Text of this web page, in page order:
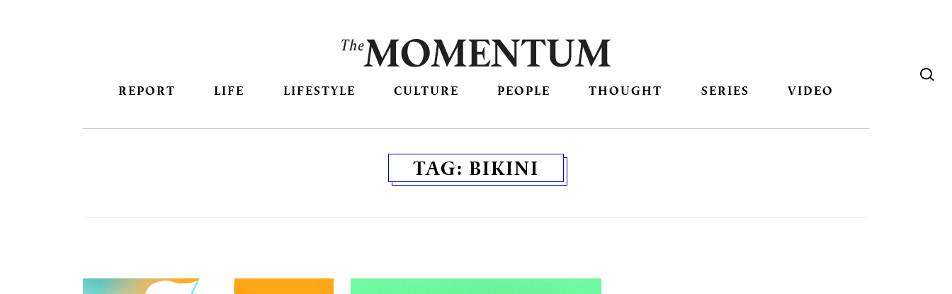
REPORT LIFE LIFESTYLE CULTURE PEOPLE THOUGHT SERIES VIDEO
TAG: BIKINI